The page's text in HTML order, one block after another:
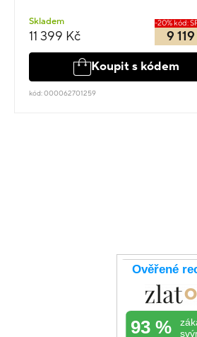
Skladem
11 399 Kč
-20% kód:
9
Koupit s kódem
kód: 000062701259